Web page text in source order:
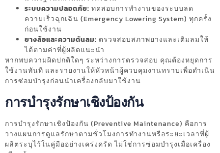
ระบบความปลอดภัย: ทดสอบการทำงานของระบบลด
ความเร็วฉุกเฉิน (Emergency Lowering System) ทุกครั้ง
ก่อนใช้งาน
ยางล้อและความดันลม: ตรวจสอบสภาพยางและเติมลมให้
ได้ตามค่าที่ผู้ผลิตแนะนำ
หากพบความผิดปกติใดๆ ระหว่างการตรวจสอบ คุณต้องหยุดการ
ใช้งานทันที และรายงานให้หัวหน้าผู้ควบคุมงานทราบเพื่อดำเนิน
การซ่อมบำรุงก่อนนำเครื่องกลับมาใช้งาน
การบำรุงรักษาเชิงป้องกัน
การบำรุงรักษาเชิงป้องกัน (Preventive Maintenance) คือการ
วางแผนการดูแลรักษาตามชั่วโมงการทำงานหรือระยะเวลาที่ผู้
ผลิตระบุไว้ในคู่มืออย่างเคร่งครัด ไม่ใช่การซ่อมบำรุงเมื่อเครื่อง